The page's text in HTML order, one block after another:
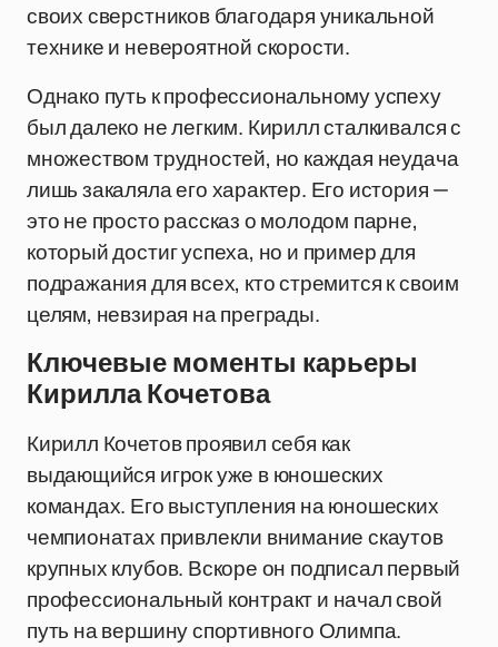
своих сверстников благодаря уникальной
технике и невероятной скорости.
Однако путь к профессиональному успеху
был далеко не легким. Кирилл сталкивался с
множеством трудностей, но каждая неудача
лишь закаляла его характер. Его история —
это не просто рассказ о молодом парне,
который достиг успеха, но и пример для
подражания для всех, кто стремится к своим
целям, невзирая на преграды.
Ключевые моменты карьеры
Кирилла Кочетова
Кирилл Кочетов проявил себя как
выдающийся игрок уже в юношеских
командах. Его выступления на юношеских
чемпионатах привлекли внимание скаутов
крупных клубов. Вскоре он подписал первый
профессиональный контракт и начал свой
путь на вершину спортивного Олимпа.